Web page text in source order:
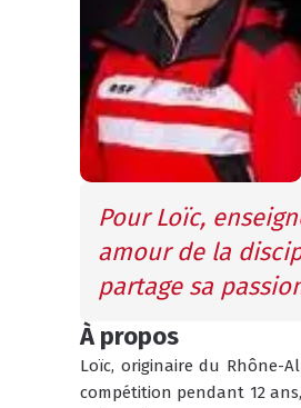
Pour Loïc,
amour de la
partage sa
À propos
Loïc, originaire du Rhône-
compétition pendant 12